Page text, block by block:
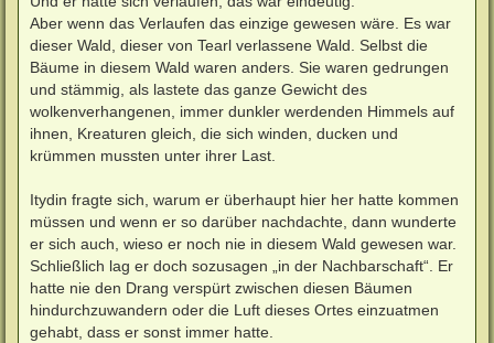
Aber wenn das Verlaufen das einzige gewesen wäre. Es war
dieser Wald, dieser von Tearl verlassene Wald. Selbst die
Bäume in diesem Wald waren anders. Sie waren gedrungen
und stämmig, als lastete das ganze Gewicht des
wolkenverhangenen, immer dunkler werdenden Himmels auf
ihnen, Kreaturen gleich, die sich winden, ducken und
krümmen mussten unter ihrer Last.
Itydin fragte sich, warum er überhaupt hier her hatte kommen
müssen und wenn er so darüber nachdachte, dann wunderte
er sich auch, wieso er noch nie in diesem Wald gewesen war.
Schließlich lag er doch sozusagen „in der Nachbarschaft“. Er
hatte nie den Drang verspürt zwischen diesen Bäumen
hindurchzuwandern oder die Luft dieses Ortes einzuatmen
gehabt, dass er sonst immer hatte.